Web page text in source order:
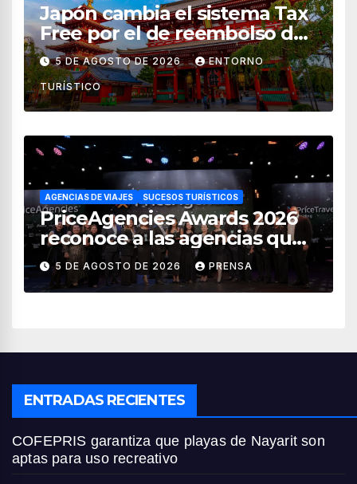
Japón cambia el sistema Tax
Free por el de reembolso de
impuestos desde noviembre
de 2026
5 DE AGOSTO DE 2026 ENTORNO
TURÍSTICO
AGENCIAS DE VIAJES SUCESOS TURÍSTICOS
PriceAgencies Awards 2026
reconoce a las agencias que
impulsan el crecimiento del
turismo en México
5 DE AGOSTO DE 2026 PRENSA
ENTRADAS RECIENTES
COFEPRIS garantiza que playas de Nayarit son
aptas para uso recreativo